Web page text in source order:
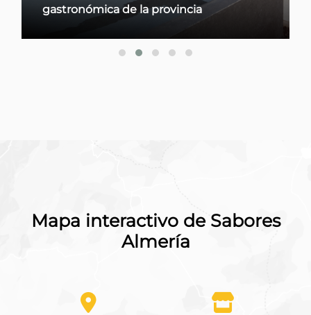
gastronómica de la provincia
Mapa interactivo de Sabores
Almería